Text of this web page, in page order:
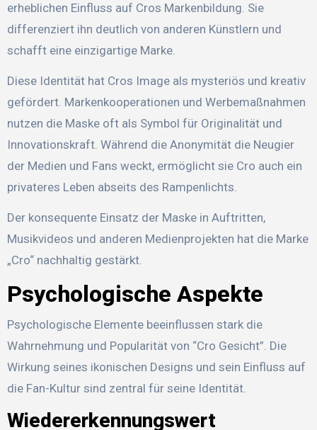
erheblichen Einfluss auf Cros Markenbildung. Sie
differenziert ihn deutlich von anderen Künstlern und
schafft eine einzigartige Marke.
Diese Identität hat Cros Image als mysteriös und kreativ
gefördert. Markenkooperationen und Werbemaßnahmen
nutzen die Maske oft als Symbol für Originalität und
Innovationskraft. Während die Anonymität die Neugier
der Medien und Fans weckt, ermöglicht sie Cro auch ein
privateres Leben abseits des Rampenlichts.
Der konsequente Einsatz der Maske in Auftritten,
Musikvideos und anderen Medienprojekten hat die Marke
„Cro“ nachhaltig gestärkt.
Psychologische Aspekte
Psychologische Elemente beeinflussen stark die
Wahrnehmung und Popularität von “Cro Gesicht”. Die
Wirkung seines ikonischen Designs und sein Einfluss auf
die Fan-Kultur sind zentral für seine Identität.
Wiedererkennungswert